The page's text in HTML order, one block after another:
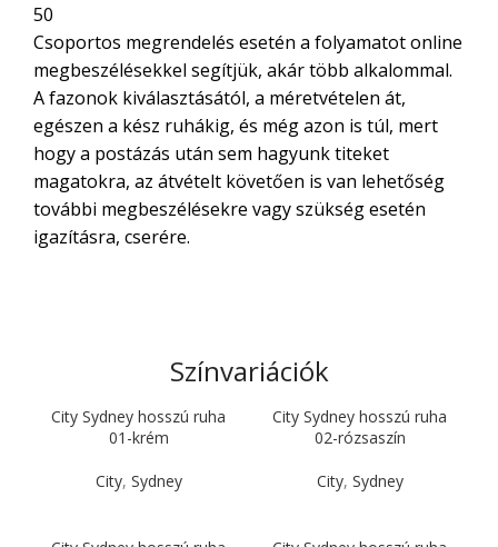
50
Csoportos megrendelés esetén a folyamatot online
megbeszélésekkel segítjük, akár több alkalommal.
A fazonok kiválasztásától, a méretvételen át,
egészen a kész ruhákig, és még azon is túl, mert
hogy a postázás után sem hagyunk titeket
magatokra, az átvételt követően is van lehetőség
további megbeszélésekre vagy szükség esetén
igazításra, cserére.
Színvariációk
City Sydney hosszú ruha
01-krém
City, Sydney
City Sydney hosszú ruha
02-rózsaszín
City, Sydney